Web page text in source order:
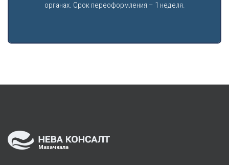
органах. Срок переоформления – 1 неделя.
Махачкала